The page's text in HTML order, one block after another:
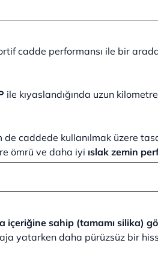
cadde performansı ile bir
ile kıyaslandığında uzun
caddede kullanılmak üzere
ömrü ve daha iyi ıslak zemin
içeriğine sahip (tamamı silika)
yatarken daha pürüzsüz bir